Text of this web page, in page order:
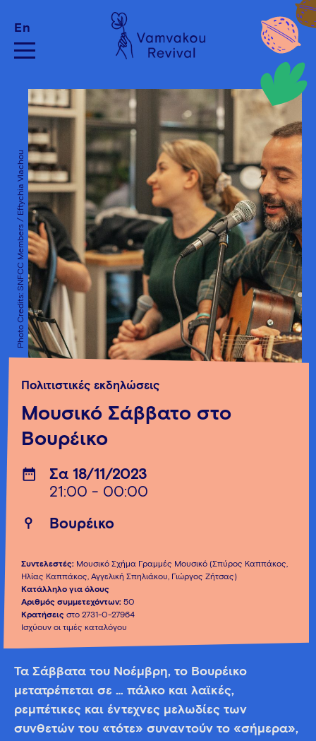
En
Photo Credits: SNFCC Members / Eftychia Vlachou
Πολιτιστικές εκδηλώσεις
Μουσικό Σάββατο στο
Βουρέικο
Σα 18/11/2023
21:00 - 00:00
Βουρέικο
Συντελεστές: Μουσικό Σχήμα Γραμμές Μουσικό (Σπύρος Καππάκος,
Ηλίας Καππάκος, Αγγελική Σπηλιάκου, Γιώργος Ζήτσας)
Κατάλληλο για όλους
Αριθμός συμμετεχόντων: 50
Κρατήσεις στο 2731-0-27964
Ισχύουν οι τιμές καταλόγου
Τα Σάββατα του Νοέμβρη, το Βουρέικο
μετατρέπεται σε … πάλκο και λαϊκές,
ρεμπέτικες και έντεχνες μελωδίες των
συνθετών του «τότε» συναντούν το «σήμερα»,